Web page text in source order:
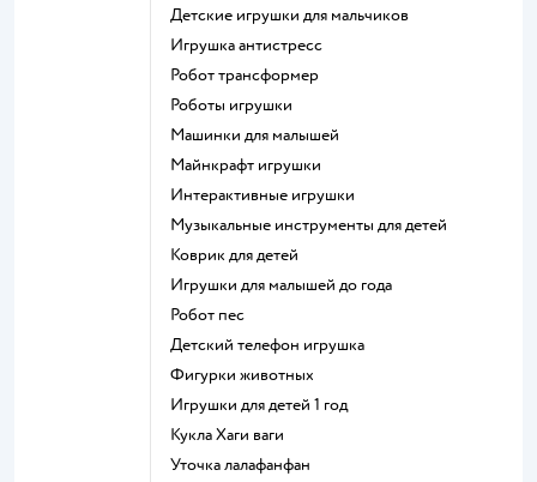
Детские игрушки для мальчиков
Игрушка антистресс
Робот трансформер
Роботы игрушки
Машинки для малышей
Майнкрафт игрушки
Интерактивные игрушки
Музыкальные инструменты для детей
Коврик для детей
Игрушки для малышей до года
Робот пес
Детский телефон игрушка
Фигурки животных
Игрушки для детей 1 год
Кукла Хаги ваги
Уточка лалафанфан